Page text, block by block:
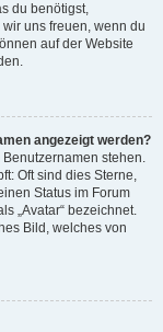
du benötigst,
uns freuen, wenn du
auf der Website
angezeigt werden?
stehen.
Oft sind dies Sterne,
Status im Forum
„Avatar“ bezeichnet.
Bild, welches von